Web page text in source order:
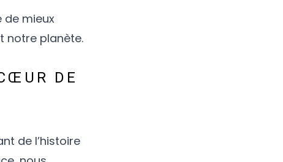
de mieux
notre planète.
DE
de l’histoire